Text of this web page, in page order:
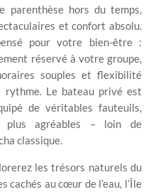
parenthèse hors du temps,
et confort absolu.
pour votre bien-être :
réservé à votre groupe,
souples et flexibilité
Le bateau privé est
de véritables fauteuils,
plus agréables – loin de
classique.
les trésors naturels du
cachés au cœur de l’eau, l’Île